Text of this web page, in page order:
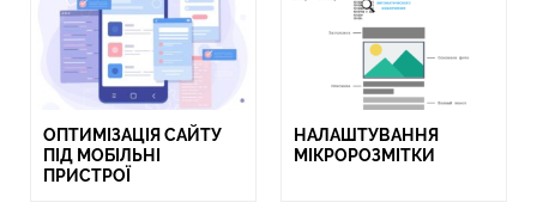
ОПТИМІЗАЦІЯ САЙТУ
ПІД МОБІЛЬНІ
ПРИСТРОЇ
НАЛАШТУВАННЯ
МІКРОРОЗМІТКИ